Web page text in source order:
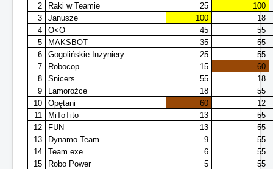
2
Raki w Teamie 25
100
3
Janusze 100
18
4
O<O 45
55
5
MAKSBOT 35
55
6
Gogolińskie Inżyniery 25
55
7
Robocop 15
60
8
Snicers 55
18
9
Lamorożce 18
55
10
Opętani 60
12
11
MiToTito 13
55
12
FUN 13
55
13
Dynamo Team 9
55
14
Team.exe 6
55
15
Robo Power 5
55